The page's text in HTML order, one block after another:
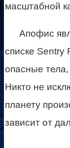
масштабной
Апофис
списке Sentry
опасные
Никто не
планету
зависит от